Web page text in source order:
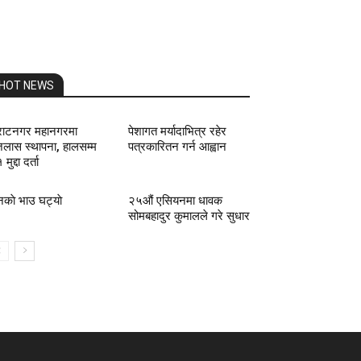
HOT NEWS
महानगरमा
स्थापना, हालसम्म
दर्ता
पेशागत मर्यादाभित्र रहेर
पत्रकारितन गर्न आह्वान
भाउ घट्याे
२५औं एसियनमा धावक
सोमबहादुर कुमालले गरे सुधार